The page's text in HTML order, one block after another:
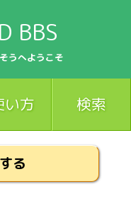
BBS
うへようこそ
い方 検索
る